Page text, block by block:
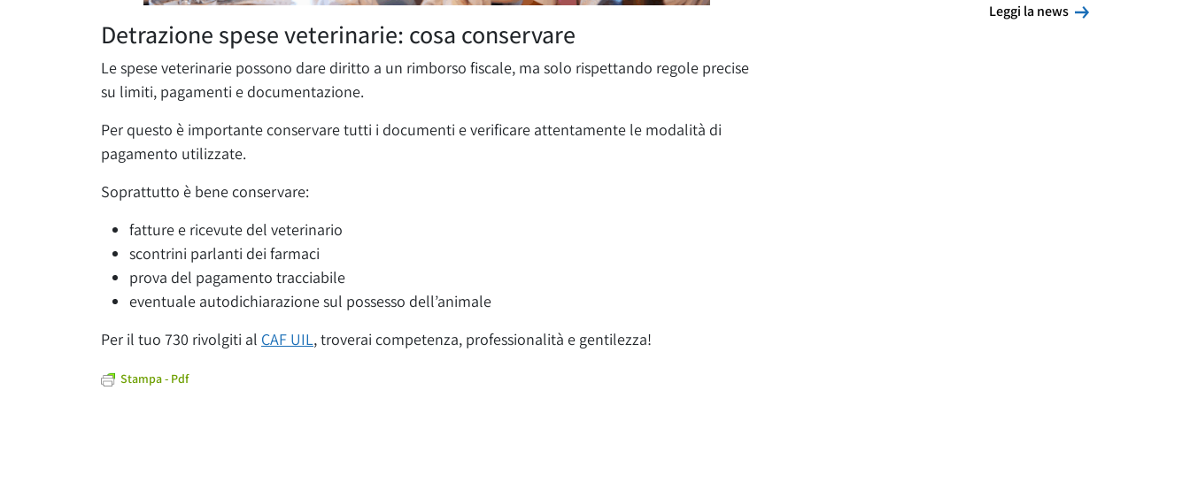
Detrazione spese veterinarie: cosa conservare
Le spese veterinarie possono dare diritto a un rimborso fiscale, ma solo rispettando regole precise
su limiti, pagamenti e documentazione.
Per questo è importante conservare tutti i documenti e verificare attentamente le modalità di
pagamento utilizzate.
Soprattutto è bene conservare:
fatture e ricevute del veterinario
scontrini parlanti dei farmaci
prova del pagamento tracciabile
eventuale autodichiarazione sul possesso dell’animale
Per il tuo 730 rivolgiti al CAF UIL, troverai competenza, professionalità e gentilezza!
Stampa - Pdf
Leggi la news
Leggi la news